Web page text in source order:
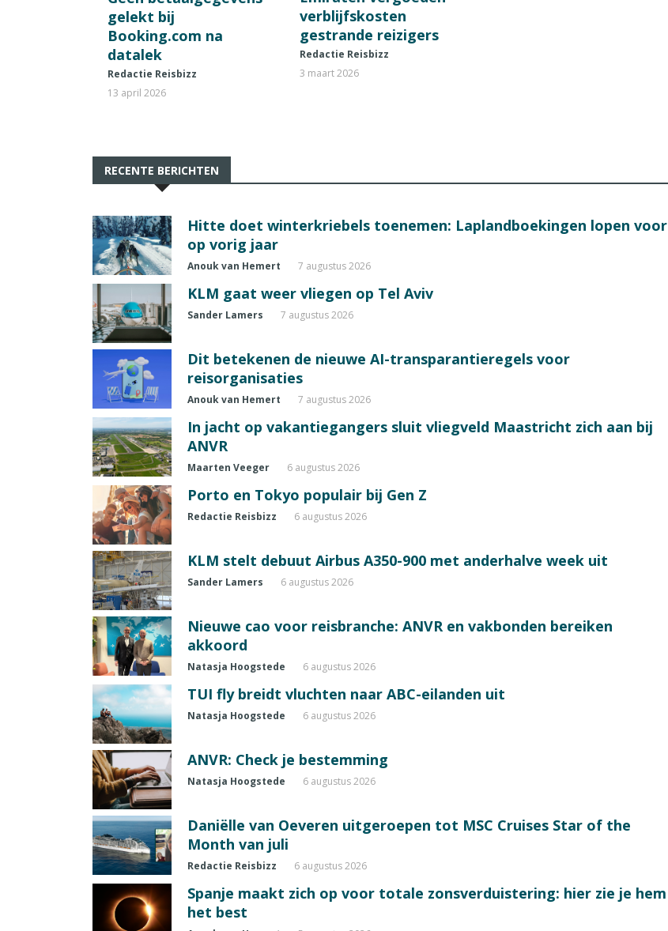
gelekt bij
Booking.com na
datalek
Redactie Reisbizz
13 april 2026
verblijfskosten
gestrande reizigers
Redactie Reisbizz
3 maart 2026
RECENTE BERICHTEN
Hitte doet winterkriebels toenemen: Laplandboekingen lopen voor
op vorig jaar
Anouk van Hemert 7 augustus 2026
KLM gaat weer vliegen op Tel Aviv
Sander Lamers 7 augustus 2026
Dit betekenen de nieuwe AI-transparantieregels voor
reisorganisaties
Anouk van Hemert 7 augustus 2026
In jacht op vakantiegangers sluit vliegveld Maastricht zich aan bij
ANVR
Maarten Veeger 6 augustus 2026
Porto en Tokyo populair bij Gen Z
Redactie Reisbizz 6 augustus 2026
KLM stelt debuut Airbus A350-900 met anderhalve week uit
Sander Lamers 6 augustus 2026
Nieuwe cao voor reisbranche: ANVR en vakbonden bereiken
akkoord
Natasja Hoogstede 6 augustus 2026
TUI fly breidt vluchten naar ABC-eilanden uit
Natasja Hoogstede 6 augustus 2026
ANVR: Check je bestemming
Natasja Hoogstede 6 augustus 2026
Daniëlle van Oeveren uitgeroepen tot MSC Cruises Star of the
Month van juli
Redactie Reisbizz 6 augustus 2026
Spanje maakt zich op voor totale zonsverduistering: hier zie je hem
het best